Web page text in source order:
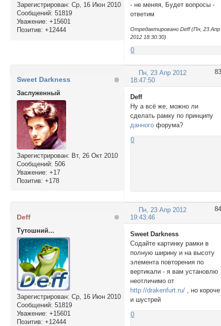
Зарегистрирован: Ср, 16 Июн 2010
Сообщений: 51819
Уважение: +15601
Позитив: +12444
- не меняя, Будет вопросы -
ответим
Отредактировано Deff (Пн, 23 Апр
2012 18:30:30)
0
83
Пн, 23 Апр 2012
18:47:50
Sweet Darkness
Заслуженный
Зарегистрирован: Вт, 26 Окт 2010
Сообщений: 506
Уважение: +17
Позитив: +178
Deff
Ну а всё же, можно ли
сделать рамку по принципу
данного форума?
0
84
Пн, 23 Апр 2012
19:43:46
Deff
Тутошний...
Зарегистрирован: Ср, 16 Июн 2010
Сообщений: 51819
Уважение: +15601
Позитив: +12444
Sweet Darkness
Содайте картинку рамки в
полную ширину и на высоту
элемента повторения по
вертикали - я вам установлю
неотличимо от
http://drakenfurt.ru/ , но короче
и шустрей
0